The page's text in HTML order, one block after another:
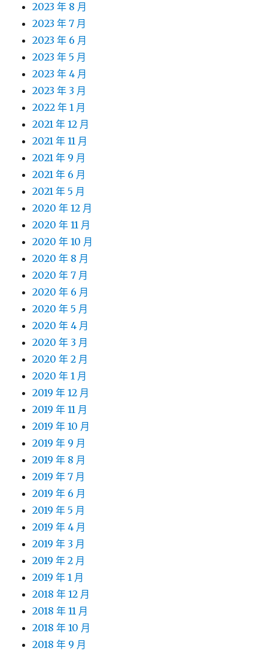
2023 年 8 月
2023 年 7 月
2023 年 6 月
2023 年 5 月
2023 年 4 月
2023 年 3 月
2022 年 1 月
2021 年 12 月
2021 年 11 月
2021 年 9 月
2021 年 6 月
2021 年 5 月
2020 年 12 月
2020 年 11 月
2020 年 10 月
2020 年 8 月
2020 年 7 月
2020 年 6 月
2020 年 5 月
2020 年 4 月
2020 年 3 月
2020 年 2 月
2020 年 1 月
2019 年 12 月
2019 年 11 月
2019 年 10 月
2019 年 9 月
2019 年 8 月
2019 年 7 月
2019 年 6 月
2019 年 5 月
2019 年 4 月
2019 年 3 月
2019 年 2 月
2019 年 1 月
2018 年 12 月
2018 年 11 月
2018 年 10 月
2018 年 9 月